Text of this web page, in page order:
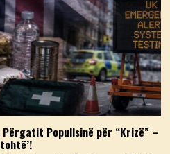
Përgatit Popullsinë për “Krizë” –